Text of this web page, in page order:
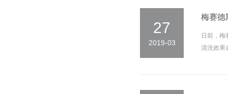
27
2019-03
梅赛德
日前，
清洗效果